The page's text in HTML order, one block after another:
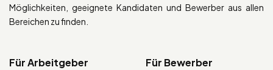
Möglichkeiten, geeignete Kandidaten und Bewerber aus allen
Bereichen zu finden.
Für Arbeitgeber Für Bewerber